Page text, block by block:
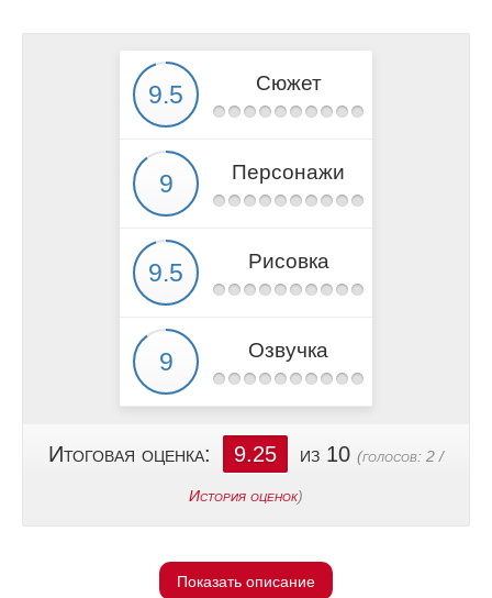
Сюжет
Персонажи
Рисовка
Озвучка
Итоговая оценка: 9.25 из 10 (голосов: 2 /
История оценок)
Показать описание